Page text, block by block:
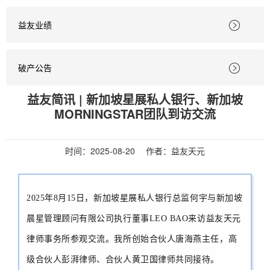
益友业绩 
破产公告 
益友简讯 | 新加坡星展私人银行、新加坡
MORNINGSTAR团队到访交流
时间： 2025-08-20 作者：益友天元
2025年8月15日，新加坡星展私人银行总监何宇与新加坡
晨星管理顾问有限公司执行董事LEO BAO来访益友天元
律师事务所参观交流。我所创始合伙人唐海燕主任，高
级合伙人彭湃律师、合伙人黄卫国律师共同接待。